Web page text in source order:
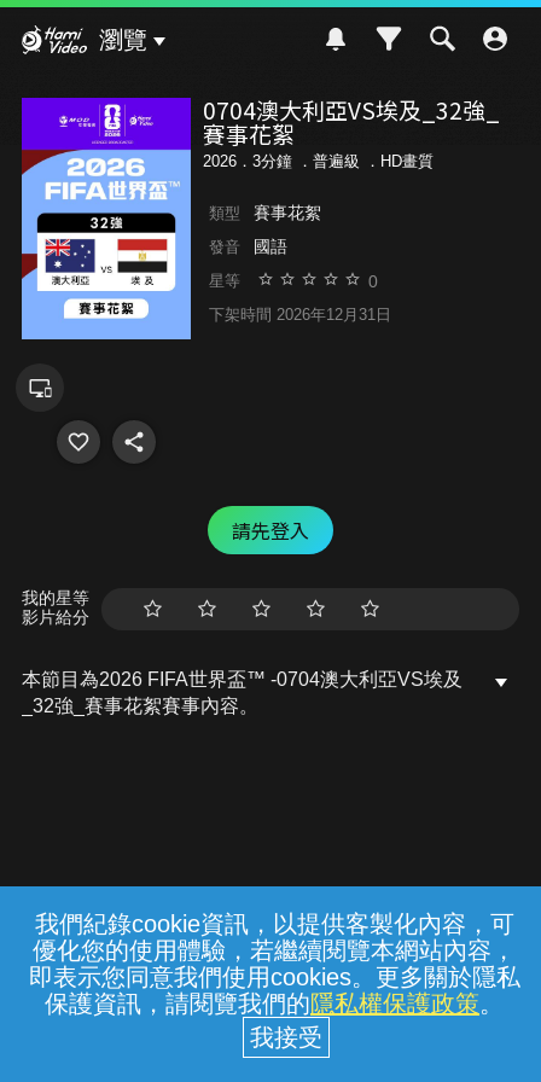
我們紀錄cookie資訊，以提供客製化內容，可
優化您的使用體驗，若繼續閱覽本網站內容，
即表示您同意我們使用cookies。更多關於隱私
保護資訊，請閱覽我們的隱私權保護政策。
瀏覽
0704澳大利亞VS埃及_32強_
賽事花絮
2026．3分鐘 ． 普遍級 ．HD畫質
類型 賽事花絮
發音 國語
星等 0
下架時間 2026年12月31日
請先登入
我的星等
影片給分
本節目為2026 FIFA世界盃™ -0704澳大利亞VS埃及
_32強_賽事花絮賽事內容。
常見問題 線上客服 服務條款 隱私權保護
中華電信股份有限公司個人家庭分公司
(統一編號：96979949) © 2026
{{notifyMsg}}